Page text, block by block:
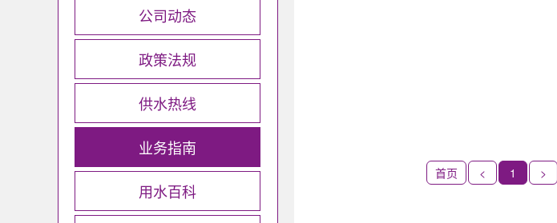
公司动态
政策法规
供水热线
业务指南
用水百科
首页 < 1 >